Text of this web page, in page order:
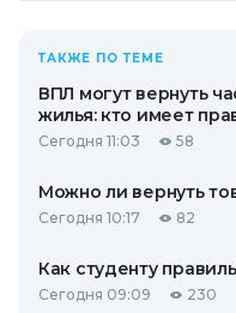
ТАКЖЕ ПО ТЕМЕ
ВПЛ могут вернуть
жилья: кто имеет
Сегодня 11:03 58
Можно ли вернуть
Сегодня 10:17 82
Как студенту
Сегодня 09:09 230